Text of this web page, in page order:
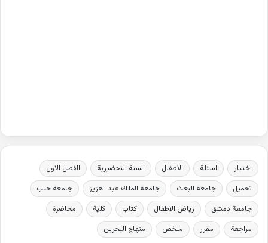
اختبار اسئلة الاطفال السنة التحضيرية
الفصل الاول
تحميل
جامعة البعث جامعة الملك عبد العزيز
جامعة حلب
جامعة دمشق
رياض الاطفال كتاب كلية
محاضرة
مراجعة
مقرر ملخص منهاج البحرين